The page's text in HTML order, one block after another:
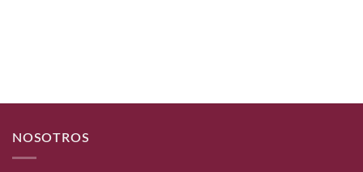
NOSOTROS